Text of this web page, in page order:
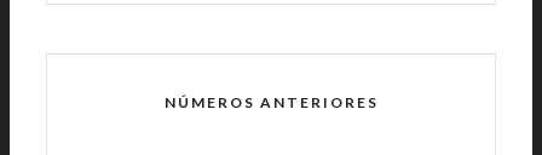
NÚMEROS ANTERIORES